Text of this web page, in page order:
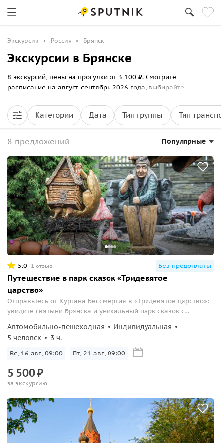
Экскурсии Россия Брянск
Экскурсии в Брянске
8 экскурсий, цены на прогулки от 3 100 ₽. Смотрите
расписание на август-сентябрь 2026 года, выбирайте
Категории Дата Тип группы Тип
8 предложений Популярные
5.0 1 отзыв Без предоплаты
Путешествие в парк сказок «Тридевятое
царство»
Отправьтесь от Кургана Бессмертия в «Тридевятое царство»:
увидите святыни Брянска и уникальный парк сказок с
персонажей.
Автомобильно-пешеходная
Индивидуальная
5 человек
3 ч.
Вс, 16 авг, 09:00 Пт, 21 авг, 09:00
5 500₽
за экскурсию